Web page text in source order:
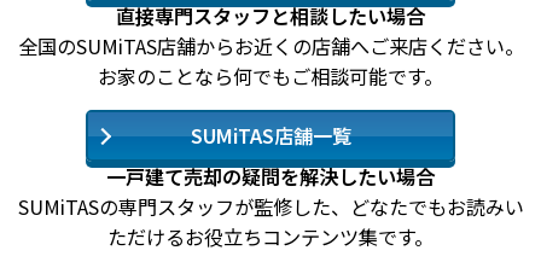
直接専門スタッフと相談したい場合
全国のSUMiTAS店舗からお近くの店舗へご来店ください。
お家のことなら何でもご相談可能です。
SUMiTAS店舗一覧
一戸建て売却の疑問を解決したい場合
SUMiTASの専門スタッフが監修した、どなたでもお読みい
ただけるお役立ちコンテンツ集です。